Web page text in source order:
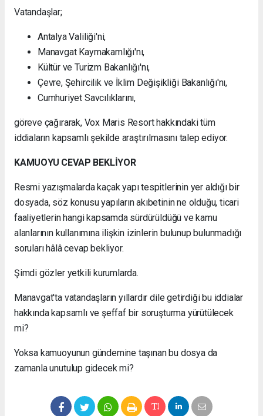
Vatandaşlar;
Antalya Valiliği'ni,
Manavgat Kaymakamlığı'nı,
Kültür ve Turizm Bakanlığı'nı,
Çevre, Şehircilik ve İklim Değişikliği Bakanlığı'nı,
Cumhuriyet Savcılıklarını,
göreve çağırarak, Vox Maris Resort hakkındaki tüm
iddiaların kapsamlı şekilde araştırılmasını talep ediyor.
KAMUOYU CEVAP BEKLİYOR
Resmi yazışmalarda kaçak yapı tespitlerinin yer aldığı bir
dosyada, söz konusu yapıların akıbetinin ne olduğu, ticari
faaliyetlerin hangi kapsamda sürdürüldüğü ve kamu
alanlarının kullanımına ilişkin izinlerin bulunup bulunmadığı
soruları hâlâ cevap bekliyor.
Şimdi gözler yetkili kurumlarda.
Manavgat'ta vatandaşların yıllardır dile getirdiği bu iddialar
hakkında kapsamlı ve şeffaf bir soruşturma yürütülecek
mi?
Yoksa kamuoyunun gündemine taşınan bu dosya da
zamanla unutulup gidecek mi?